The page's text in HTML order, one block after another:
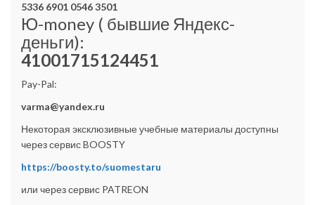
5336 6901 0546 3501
Ю-money ( бывшие Яндекс-
деньги):
41001715124451
Pay-Pal:
varma@yandex.ru
Некоторая эксклюзивные учебные материалы доступны
через сервис BOOSTY
https://boosty.to/suomestaru
или через сервис PATREON